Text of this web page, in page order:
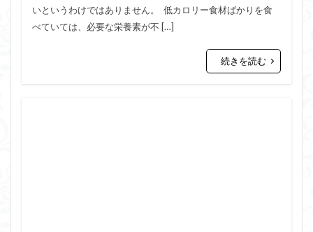
いというわけではありません。 低カロリー食材ばかりを食
べていては、必要な栄養素が不 […]
続きを読む